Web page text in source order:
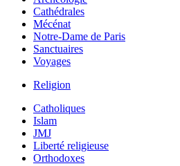
Cathédrales
Mécénat
Notre-Dame de Paris
Sanctuaires
Voyages
Religion
Catholiques
Islam
JMJ
Liberté religieuse
Orthodoxes